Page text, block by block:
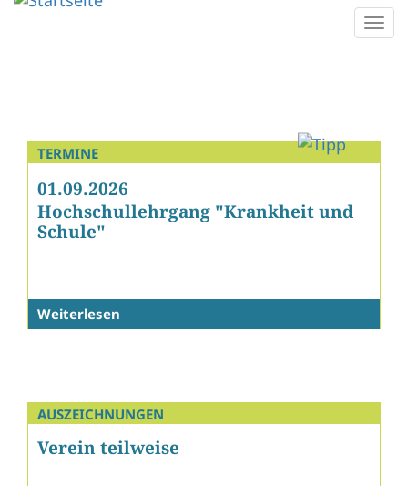
Direkt
TERMINE
01.09.2026
Hochschullehrgang "Krankheit und
Schule"
Weiterlesen
AUSZEICHNUNGEN
Verein teilweise